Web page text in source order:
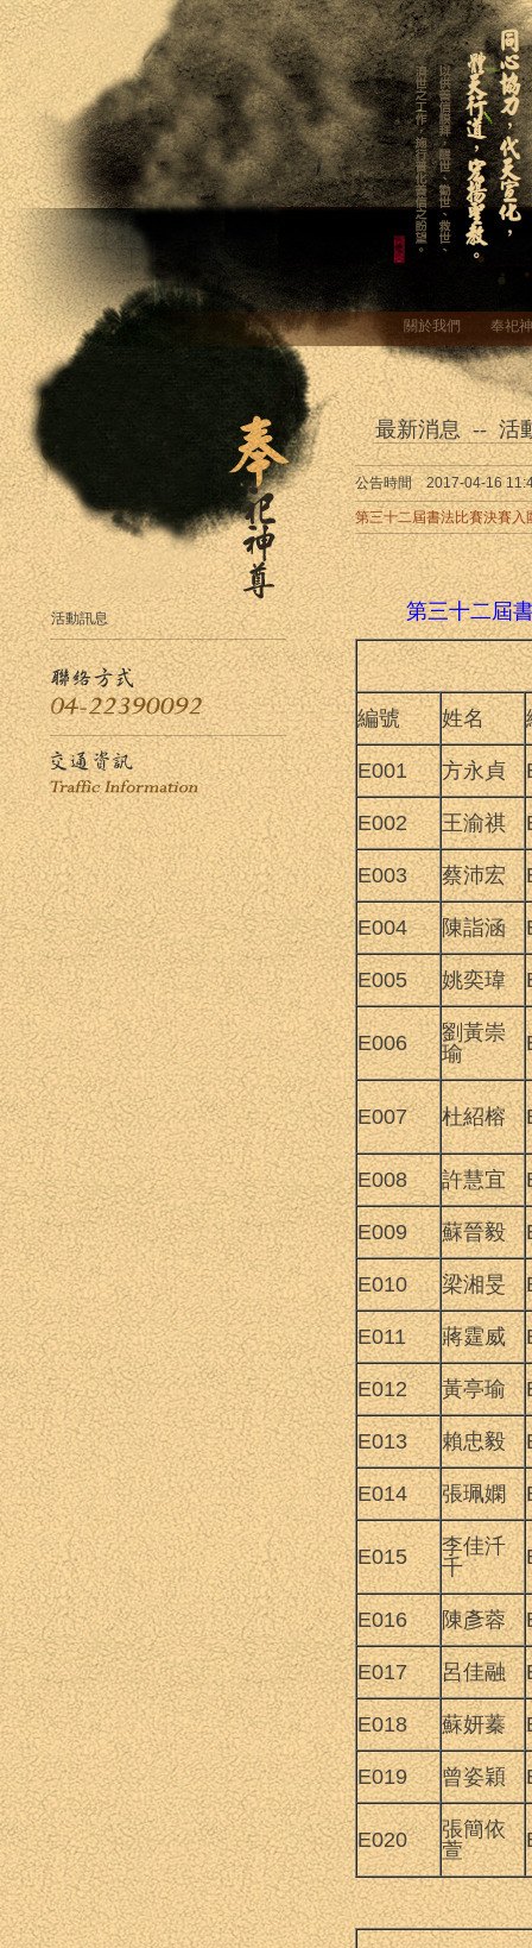
關於我們 奉祀
活動訊息
最新消息 -- 活
公告時間 2017-04-16
第三十二屆書法比賽決賽
第三十二屆書
編號 姓名
E001 方永貞
E002 王渝祺
E003 蔡沛宏
E004 陳詣涵
E005 姚奕瑋
E006
劉黃崇
瑜
E007 杜紹榕
E008 許慧宜
E009 蘇晉毅
E010 梁湘旻
E011 蔣霆威
E012 黃亭瑜
E013 賴忠毅
E014 張珮嫻
E015
李佳汘
千
E016 陳彥蓉
E017 呂佳融
E018 蘇妍蓁
E019 曾姿穎
E020
張簡依
萱